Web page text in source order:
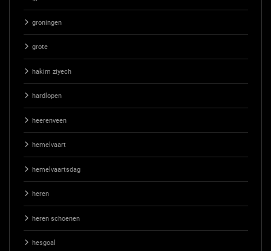
groningen
grote
hakim ziyech
hardlopen
heerenveen
hemelvaart
hemelvaartsdag
heren
heren schoenen
hesgoal